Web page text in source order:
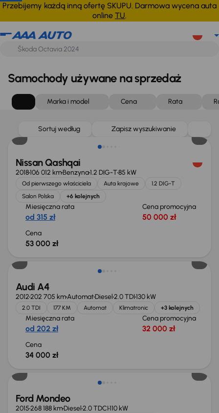
Przebijemy każdą inną ofertę SKUPU. Darmowa wycena auta
online TU.
Samochody używane na sprzedaż
Marka i model Cena Rata
Sortuj według Zapisz wyszukiwanie
Nissan Qashqai
2018106 012 kmBenzyna1.2 DIG-T85 kW
Od pierwszego właściciela Auta krajowe
1.2 DIG-T
Salon Polska
+6 kolejnych
Miesięczna rata
od 315 zł
Cena promocyjna
50 000 zł
Cena
53 000 zł
Audi A4
2012202 705 kmAutomatDiesel2.0 TDI130 kW
2.0 TDI 177 KM Automat Klimatronic +3 kolejnych
Miesięczna rata
od 202 zł
Cena promocyjna
32 000 zł
Cena
34 000 zł
Ford Mondeo
2015268 188 kmDiesel2.0 TDCI110 kW